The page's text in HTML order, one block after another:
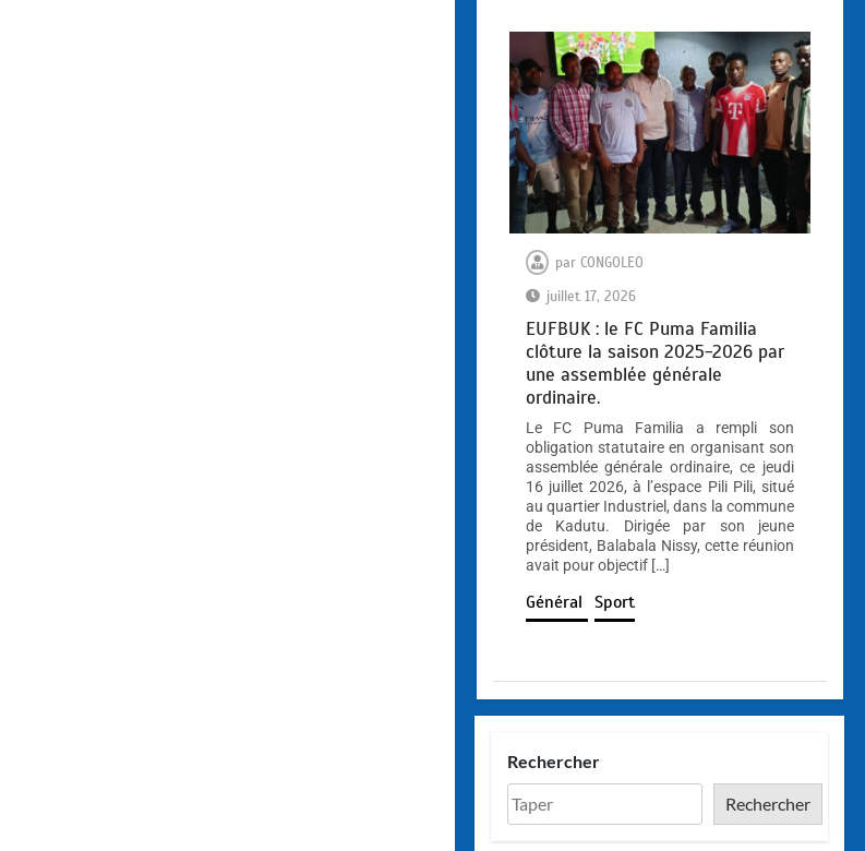
par CONGOLEO
juillet 17, 2026
EUFBUK : le FC Puma Familia
clôture la saison 2025-2026 par
une assemblée générale
ordinaire.
Le FC Puma Familia a rempli son
obligation statutaire en organisant son
assemblée générale ordinaire, ce jeudi
16 juillet 2026, à l’espace Pili Pili, situé
au quartier Industriel, dans la commune
de Kadutu. Dirigée par son jeune
président, Balabala Nissy, cette réunion
avait pour objectif […]
Général Sport
Rechercher
Rechercher